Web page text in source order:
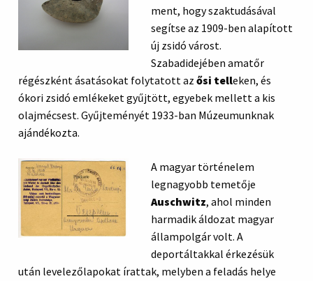
ment, hogy szaktudásával
segítse az 1909-ben alapított
új zsidó várost.
Szabadidejében amatőr
régészként ásatásokat folytatott az ősi telleken, és
ókori zsidó emlékeket gyűjtött, egyebek mellett a kis
olajmécsest. Gyűjteményét 1933-ban Múzeumunknak
ajándékozta.
A magyar történelem
legnagyobb temetője
Auschwitz, ahol minden
harmadik áldozat magyar
állampolgár volt. A
deportáltakkal érkezésük
után levelezőlapokat írattak, melyben a feladás helye